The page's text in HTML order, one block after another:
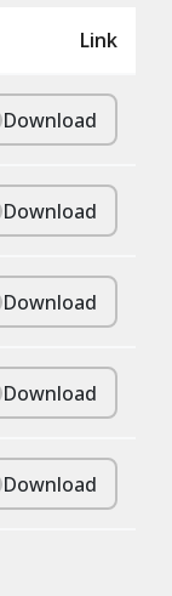
Link
Download
Download
Download
Download
Download